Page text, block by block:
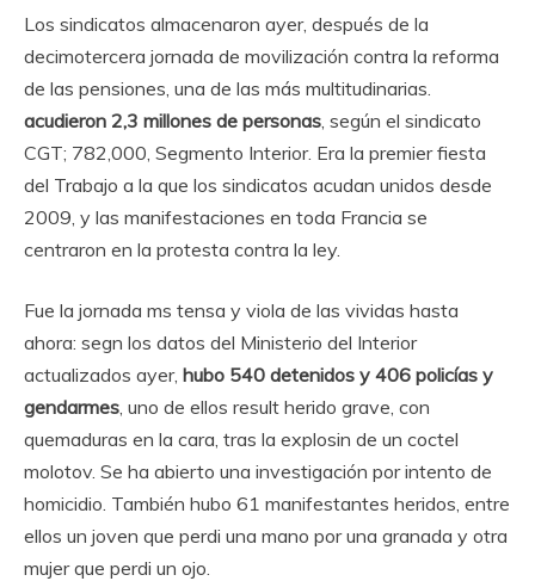
Los sindicatos almacenaron ayer, después de la
decimotercera jornada de movilización contra la reforma
de las pensiones, una de las más multitudinarias.
acudieron 2,3 millones de personas, según el sindicato
CGT; 782,000, Segmento Interior. Era la premier fiesta
del Trabajo a la que los sindicatos acudan unidos desde
2009, y las manifestaciones en toda Francia se
centraron en la protesta contra la ley.
Fue la jornada ms tensa y viola de las vividas hasta
ahora: segn los datos del Ministerio del Interior
actualizados ayer, hubo 540 detenidos y 406 policías y
gendarmes, uno de ellos result herido grave, con
quemaduras en la cara, tras la explosin de un coctel
molotov. Se ha abierto una investigación por intento de
homicidio. También hubo 61 manifestantes heridos, entre
ellos un joven que perdi una mano por una granada y otra
mujer que perdi un ojo.